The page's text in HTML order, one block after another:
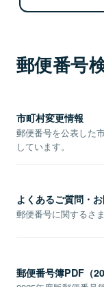
郵便番号
市町村変更情報
郵便番号を公表した
しています。
よくあるご質問・
郵便番号に関するさ
郵便番号簿PDF（